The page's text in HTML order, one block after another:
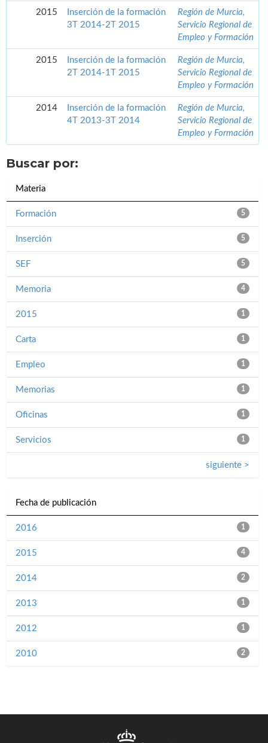
2015
Inserción de la formación
3T 2014-2T 2015
Región de Murcia,
Servicio Regional de
Empleo y Formación
2015
Inserción de la formación
2T 2014-1T 2015
Región de Murcia,
Servicio Regional de
Empleo y Formación
2014
Inserción de la formación
4T 2013-3T 2014
Región de Murcia,
Servicio Regional de
Empleo y Formación
Buscar por:
Materia
5
Formación
5
Inserción
5
SEF
4
Memoria
1
2015
1
Carta
1
Empleo
1
Memorias
1
Oficinas
1
Servicios
siguiente >
Fecha de publicación
1
2016
4
2015
2
2014
1
2013
1
2012
2
2010